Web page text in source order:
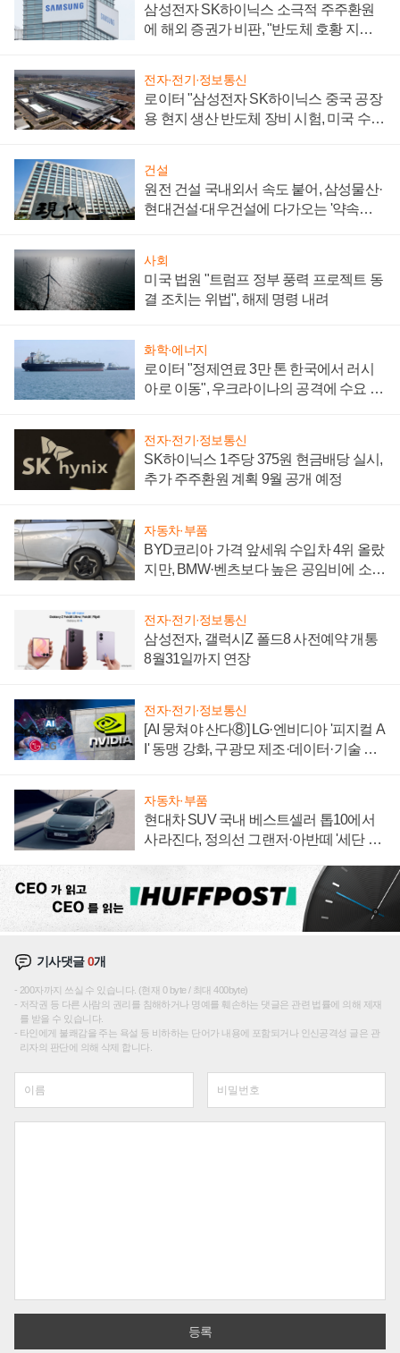
삼성전자 SK하이닉스 소극적 주주환원
에 해외 증권가 비판, "반도체 호황 지속
전자·전기·정보통신
로이터 "삼성전자 SK하이닉스 중국 공장
용 현지 생산 반도체 장비 시험, 미국 수출
건설
원전 건설 국내외서 속도 붙어, 삼성물산·
현대건설·대우건설에 다가오는 '약속의
사회
미국 법원 "트럼프 정부 풍력 프로젝트 동
결 조치는 위법", 해제 명령 내려
화학·에너지
로이터 "정제연료 3만 톤 한국에서 러시
아로 이동", 우크라이나의 공격에 수요 늘
전자·전기·정보통신
SK하이닉스 1주당 375원 현금배당 실시,
추가 주주환원 계획 9월 공개 예정
자동차·부품
BYD코리아 가격 앞세워 수입차 4위 올랐
지만, BMW·벤츠보다 높은 공임비에 소비
전자·전기·정보통신
삼성전자, 갤럭시Z 폴드8 사전예약 개통
8월31일까지 연장
전자·전기·정보통신
[AI 뭉쳐야 산다⑧] LG·엔비디아 '피지컬 A
I' 동맹 강화, 구광모 제조·데이터·기술 결
자동차·부품
현대차 SUV 국내 베스트셀러 톱10에서
사라진다, 정의선 그랜저·아반떼 '세단 쌍
기사댓글0개
200자까지 쓰실 수 있습니다. (현재 0 byte / 최대 400byte)
저작권 등 다른 사람의 권리를 침해하거나 명예를 훼손하는 댓글은 관련 법률에 의해 제재
를 받을 수 있습니다.
타인에게 불쾌감을 주는 욕설 등 비하하는 단어가 내용에 포함되거나 인신공격성 글은 관
리자의 판단에 의해 삭제 합니다.